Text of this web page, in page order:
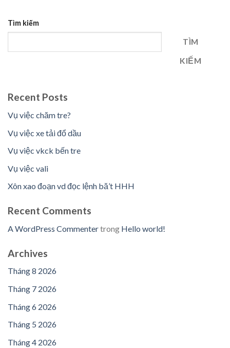
Tìm kiếm
TÌM
KIẾM
Recent Posts
Vụ việc chăm tre?
Vụ việc xe tải đổ dầu
Vụ việc vkck bến tre
Vụ việc vali
Xôn xao đoạn vd đọc lệnh bă’t HHH
Recent Comments
A WordPress Commentertrong Hello world!
Archives
Tháng 8 2026
Tháng 7 2026
Tháng 6 2026
Tháng 5 2026
Tháng 4 2026